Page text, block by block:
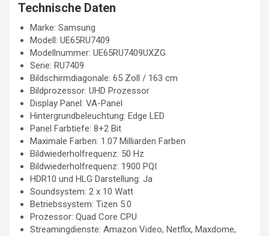
Technische Daten
Marke: Samsung
Modell: UE65RU7409
Modellnummer: UE65RU7409UXZG
Serie: RU7409
Bildschirmdiagonale: 65 Zoll / 163 cm
Bildprozessor: UHD Prozessor
Display Panel: VA-Panel
Hintergrundbeleuchtung: Edge LED
Panel Farbtiefe: 8+2 Bit
Maximale Farben: 1.07 Milliarden Farben
Bildwiederholfrequenz: 50 Hz
Bildwiederholfrequenz: 1900 PQI
HDR10 und HLG Darstellung: Ja
Soundsystem: 2 x 10 Watt
Betriebssystem: Tizen 5.0
Prozessor: Quad Core CPU
Streamingdienste: Amazon Video, Netflix, Maxdome,